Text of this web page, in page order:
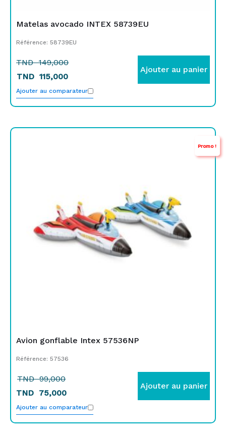
Matelas avocado INTEX 58739EU
Référence: 58739EU
TND149,000
TND 115,000
Ajouter au panier
Ajouter au comparateur
Promo !
Avion gonflable Intex 57536NP
Référence: 57536
TND99,000
99,000.
TND 75,000
75,000.
Ajouter au panier
Ajouter au comparateur